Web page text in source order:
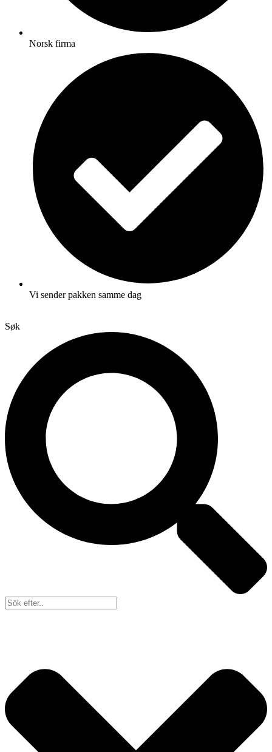
Norsk firma
Vi sender pakken samme dag
Søk